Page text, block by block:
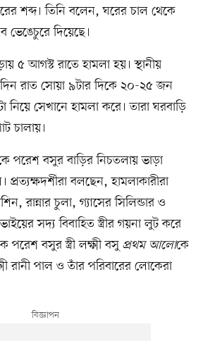
শব্দ। তিনি বলেন, ঘরের চাল থেকে
দিয়েছে।
৫ আগস্ট রাতে হামলা হয়। স্থানীয়
দিন রাত সোয়া ৯টার দিকে ২০-২৫ জন
সেখানে হামলা করে। তারা ঘরবাড়ি
চালায়।
পরেশ বসুর বাড়ির নিচতলায় ভাড়া
প্রত্যক্ষদর্শীরা বলছেন, হামলাকারীরা
রান্নার চুলা, গ্যাসের সিলিন্ডার ও
সদ্য বিবাহিত স্ত্রীর গয়না লুট করে
পরেশ বসুর স্ত্রী লক্ষ্মী বসু প্রথম আলোকে
রানী পাল ও তাঁর পরিবারের লোকেরা